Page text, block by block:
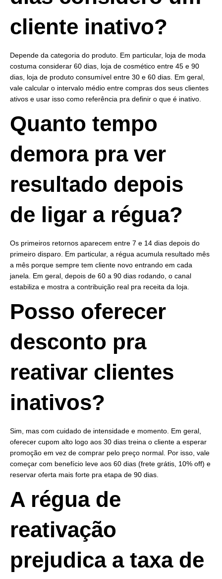
cliente inativo?
Depende da categoria do produto. Em particular, loja de moda
costuma considerar 60 dias, loja de cosmético entre 45 e 90
dias, loja de produto consumível entre 30 e 60 dias. Em geral,
vale calcular o intervalo médio entre compras dos seus clientes
ativos e usar isso como referência pra definir o que é inativo.
Quanto tempo
demora pra ver
resultado depois
de ligar a régua?
Os primeiros retornos aparecem entre 7 e 14 dias depois do
primeiro disparo. Em particular, a régua acumula resultado mês
a mês porque sempre tem cliente novo entrando em cada
janela. Em geral, depois de 60 a 90 dias rodando, o canal
estabiliza e mostra a contribuição real pra receita da loja.
Posso oferecer
desconto pra
reativar clientes
inativos?
Sim, mas com cuidado de intensidade e momento. Em geral,
oferecer cupom alto logo aos 30 dias treina o cliente a esperar
promoção em vez de comprar pelo preço normal. Por isso, vale
começar com benefício leve aos 60 dias (frete grátis, 10% off) e
reservar oferta mais forte pra etapa de 90 dias.
A régua de
reativação
prejudica a taxa de